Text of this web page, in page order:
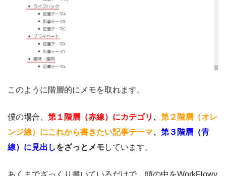
このように階層的にメモを取れます。
僕の場合、 第１階層（赤線）にカテゴリ 、 第２階層（オレ
ンジ線）にこれから書きたい記事テーマ、 第３階層（青
線）に見出しをざっとメモしています。
あくまでざっくり書いているだけで、頭の中をWorkFlowy